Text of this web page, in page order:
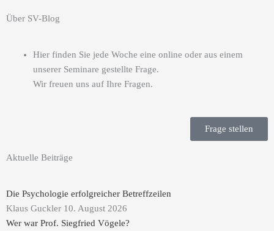
Über SV-Blog
Hier finden Sie jede Woche eine online oder aus einem
unserer Seminare gestellte Frage.
Wir freuen uns auf Ihre Fragen.
Frage stellen
Aktuelle Beiträge
Die Psychologie erfolgreicher Betreffzeilen
Klaus Guckler 10. August 2026
Wer war Prof. Siegfried Vögele?